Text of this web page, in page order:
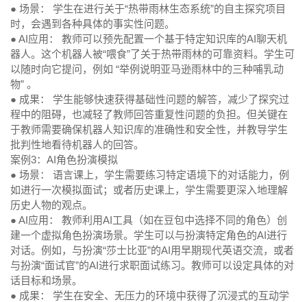
● 场景：
学生在进行关于“热带雨林生态系统”的自主探究项目
时，会遇到各种具体的事实性问题。
● AI应用：
教师可以预先配置一个基于特定知识库的AI聊天机
器人。这个机器人被“喂食”了关于热带雨林的可靠资料。学生可
以随时向它提问，例如 “举例说明亚马逊雨林中的三种哺乳动
物” 。
● 成果：
学生能够快速获得基础性问题的解答，减少了探究过
程中的阻碍，也减轻了教师回答重复性问题的负担。但关键在
于教师需要确保机器人知识库的准确性和安全性，并教导学生
批判性地看待机器人的回答。
案例3：AI角色扮演模拟
● 场景：
语言课上，学生需要练习特定语境下的对话能力，例
如进行一次模拟面试；或者历史课上，学生需要更深入地理解
历史人物的观点。
● AI应用：
教师利用AI工具（如在豆包中选择不同的角色）创
建一个虚拟角色扮演场景。学生可以与扮演特定角色的AI进行
对话。例如，与扮演“莎士比亚”的AI用早期现代英语交流，或者
与扮演“面试官”的AI进行求职面试练习。教师可以设定具体的对
话目标和场景。
● 成果：
学生在安全、无压力的环境中获得了沉浸式的互动学